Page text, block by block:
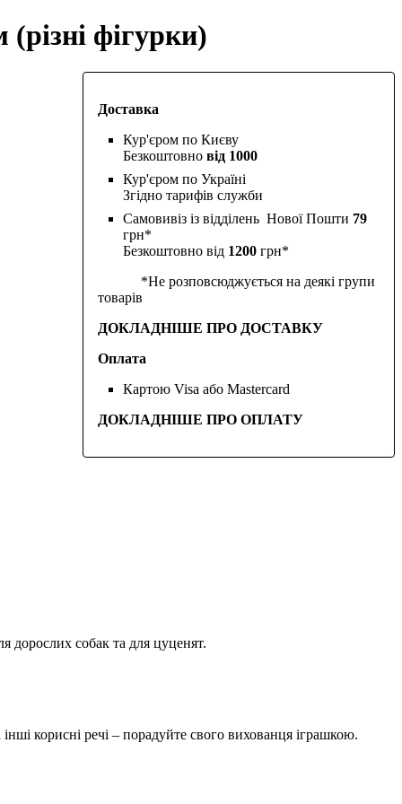
фігурки)
Доставка
Кур'єром по Києву
Безкоштовно від 1000
Кур'єром по Україні
Згідно тарифів служби
Самовивіз із відділень Нової Пошти 79
грн*
Безкоштовно від 1200 грн*
*Не розповсюджується на деякі групи
товарів
ДОКЛАДНІШЕ ПРО ДОСТАВКУ
Оплата
Картою Visa або Mastercard
ДОКЛАДНІШЕ ПРО ОПЛАТУ
дорослих собак та для цуценят.
корисні речі – порадуйте свого вихованця іграшкою.